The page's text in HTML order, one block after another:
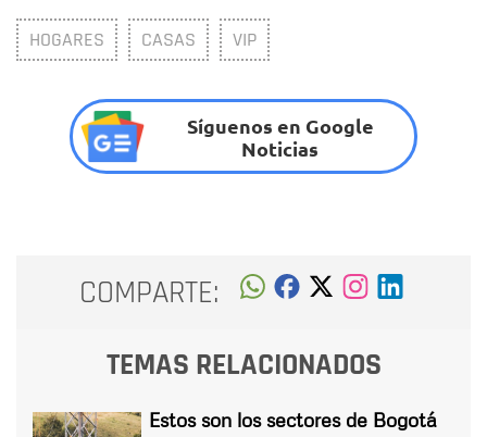
HOGARES CASAS VIP
Síguenos en Google
Noticias
COMPARTE:
TEMAS RELACIONADOS
Estos son los sectores de Bogotá